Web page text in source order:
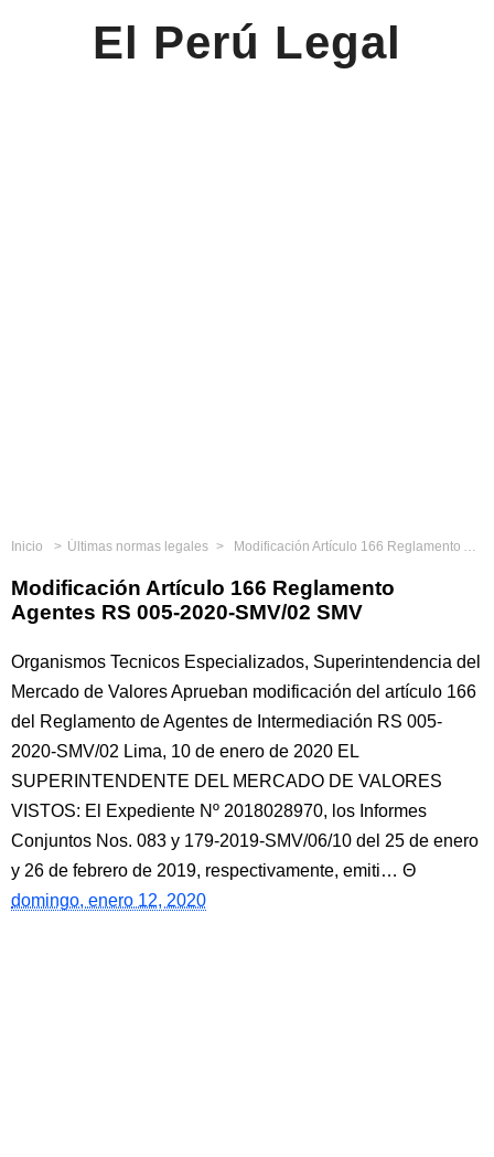
El Perú Legal
Inicio Últimas normas legales Modificación Artículo 166 Reglamento Agentes RS 005-2020-SMV/02 SMV
Modificación Artículo 166 Reglamento
Agentes RS 005-2020-SMV/02 SMV
Organismos Tecnicos Especializados, Superintendencia del
Mercado de Valores Aprueban modificación del artículo 166
del Reglamento de Agentes de Intermediación RS 005-
2020-SMV/02 Lima, 10 de enero de 2020 EL
SUPERINTENDENTE DEL MERCADO DE VALORES
VISTOS: El Expediente Nº 2018028970, los Informes
Conjuntos Nos. 083 y 179-2019-SMV/06/10 del 25 de enero
y 26 de febrero de 2019, respectivamente, emiti…
domingo, enero 12, 2020